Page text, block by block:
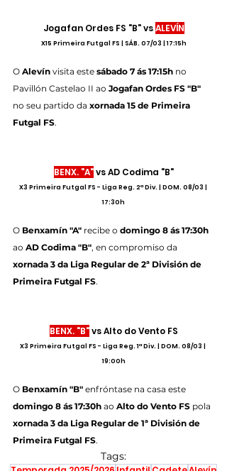
Jogafan Ordes FS "B" vs ALEVÍN
X15 Primeira Futgal FS | SÁB. 07/03 | 17:15h
O Alevín visita este sábado 7 ás 17:15h no
Pavillón Castelao II ao Jogafan Ordes FS "B"
no seu partido da xornada 15 de Primeira
Futgal FS.
BENX. "A" vs AD Codima "B"
X3 Primeira Futgal FS - Liga Reg. 2ª Div. | DOM. 08/03 |
17:30h
O Benxamín "A" recibe o domingo 8 ás 17:30h
ao AD Codima "B", en compromiso da
xornada 3 da Liga Regular de 2ª División de
Primeira Futgal FS.
BENX. "B" vs Alto do Vento FS
X3 Primeira Futgal FS - Liga Reg. 1ª Div. | DOM. 08/03 |
19:00h
O Benxamín "B" enfróntase na casa este
domingo 8 ás 17:30h ao Alto do Vento FS pola
xornada 3 da Liga Regular de 1ª División de
Primeira Futgal FS.
Tags: